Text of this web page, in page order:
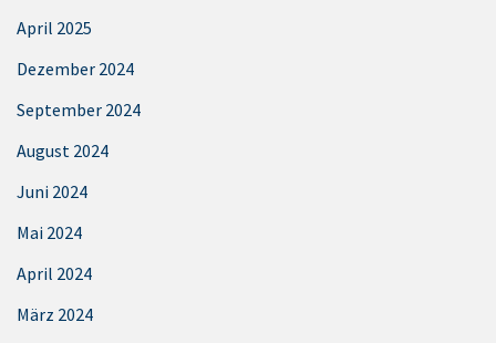
April 2025
Dezember 2024
September 2024
August 2024
Juni 2024
Mai 2024
April 2024
März 2024